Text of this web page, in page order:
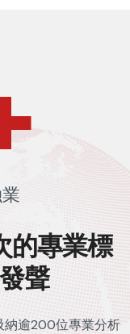
的專業標
聲
納逾200位專業分析